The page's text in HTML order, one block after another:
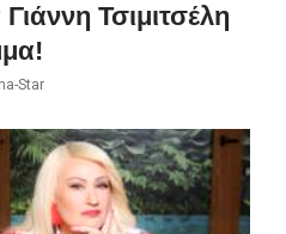
Τσιμιτσέλη
Star